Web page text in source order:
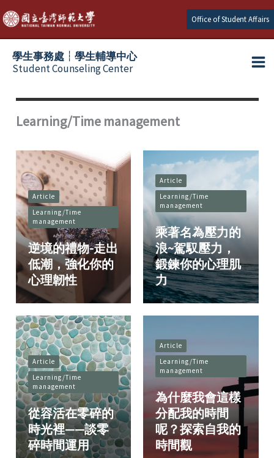
Skip
to
content
Office of Student Affairs
學生事務處┆學生輔導中心
Student Counseling Center
Learning/Time management
Article
Learning/Time
management
逆境的禮物-走出
低潮，強化你的
心理韌性
Article
Learning/Time
management
乘著名為壓力的
浪~駕馭壓力，
鍛鍊你的心理肌
力
Article
Learning/Time
management
從容活在零碎的
時光裡——談零
碎時間運用
Article
Learning/Time
management
為什麼我會這樣
分配我的時間
呢？探索自我的
時間觀